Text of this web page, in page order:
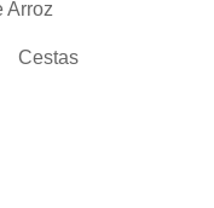
Arroz
Cestas